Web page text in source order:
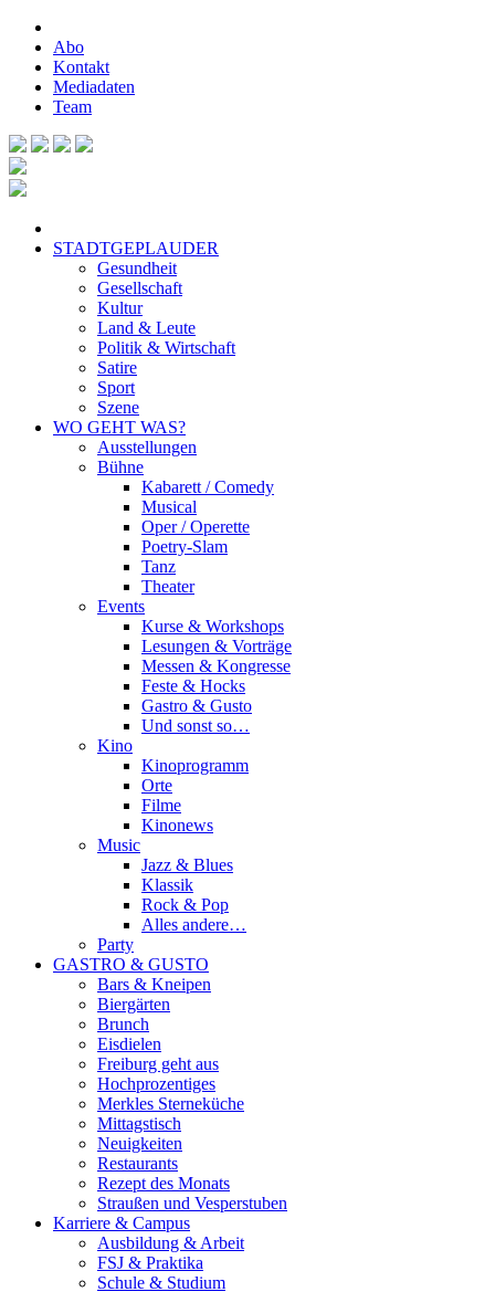
Abo
Kontakt
Mediadaten
Team
STADTGEPLAUDER
Gesundheit
Gesellschaft
Kultur
Land & Leute
Politik & Wirtschaft
Satire
Sport
Szene
WO GEHT WAS?
Ausstellungen
Bühne
Kabarett / Comedy
Musical
Oper / Operette
Poetry-Slam
Tanz
Theater
Events
Kurse & Workshops
Lesungen & Vorträge
Messen & Kongresse
Feste & Hocks
Gastro & Gusto
Und sonst so…
Kino
Kinoprogramm
Orte
Filme
Kinonews
Music
Jazz & Blues
Klassik
Rock & Pop
Alles andere…
Party
GASTRO & GUSTO
Bars & Kneipen
Biergärten
Brunch
Eisdielen
Freiburg geht aus
Hochprozentiges
Merkles Sterneküche
Mittagstisch
Neuigkeiten
Restaurants
Rezept des Monats
Straußen und Vesperstuben
Karriere & Campus
Ausbildung & Arbeit
FSJ & Praktika
Schule & Studium